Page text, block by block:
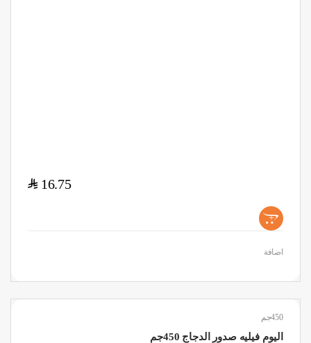
16.75
$
+
اضافة
450جم
اليوم فيليه صدور الدجاج 450جم